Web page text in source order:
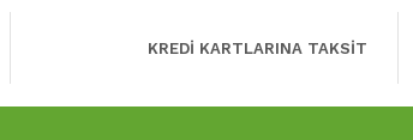
KREDİ KARTLARINA TAKSİT